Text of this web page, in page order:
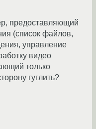
предоставляющий
(список файлов,
управление
видео
только
гуглить?